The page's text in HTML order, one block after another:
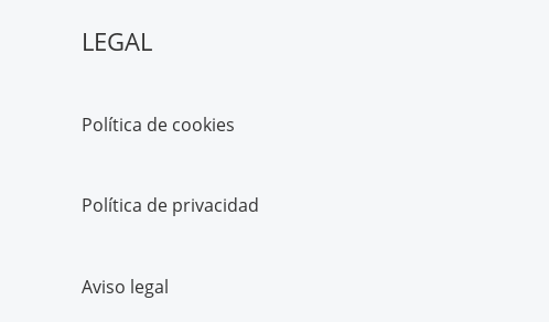
LEGAL
Política de cookies
Política de privacidad
Aviso legal